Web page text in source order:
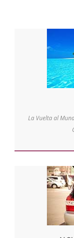
La Vuelta al